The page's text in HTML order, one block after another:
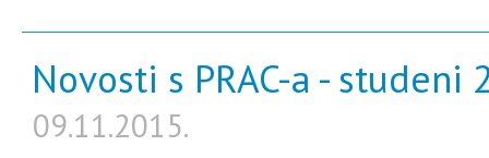
Novosti s PRAC-a - studeni
09.11.2015.